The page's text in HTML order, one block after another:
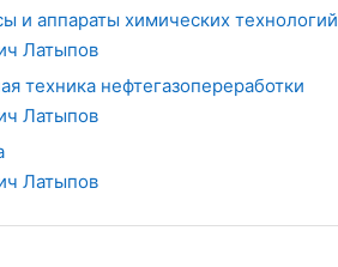
аппараты химических технологий
Латыпов
техника нефтегазопереработки
Латыпов
Латыпов